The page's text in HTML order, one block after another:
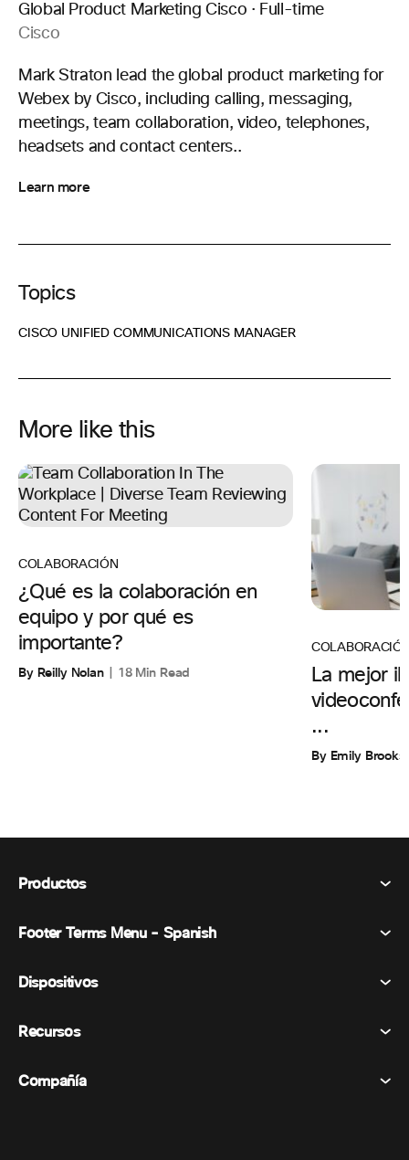
Global Product Marketing Cisco · Full-time
Cisco
Mark Straton lead the global product marketing for
Webex by Cisco, including calling, messaging,
meetings, team collaboration, video, telephones,
headsets and contact centers..
Learn more
Topics
CISCO UNIFIED COMMUNICATIONS MANAGER
More like this
COLABORACIÓN
¿Qué es la colaboración en
equipo y por qué es
importante?
By Reilly Nolan 18 Min Read
La mejor
...
By Emily Brooks
Productos
Webex Suite
Mensajería
Eventos
Footer Terms Menu - Spanish
Términos y condiciones
Marcas comerciales
Dispositivos
Dispositivos de la habitación
Recursos
Precios
Compañía